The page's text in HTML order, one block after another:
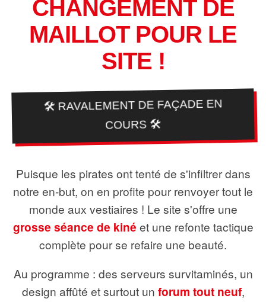
CHANGEMENT DE
MAILLOT POUR LE
SITE !
🛠️ RAVALEMENT DE FAÇADE EN
COURS 🛠️
Puisque les pirates ont tenté de s'infiltrer dans
notre en-but, on en profite pour renvoyer tout le
monde aux vestiaires ! Le site s'offre une
grosse séance de kiné et une refonte tactique
complète pour se refaire une beauté.
Au programme : des serveurs survitaminés, un
design affûté et surtout un forum tout neuf,